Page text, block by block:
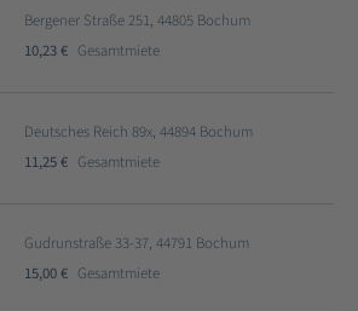
Bergener Straße 251, 44805 Bochum
10,23 € Gesamtmiete
Deutsches Reich 89x, 44894 Bochum
11,25 € Gesamtmiete
Gudrunstraße 33-37, 44791 Bochum
15,00 € Gesamtmiete